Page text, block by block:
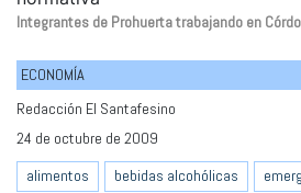
Integrantes de Prohuerta trabajando en
ECONOMÍA
Redacción El Santafesino
24 de octubre de 2009
alimentos
bebidas alcohólicas